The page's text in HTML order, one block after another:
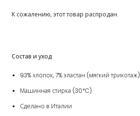
К сожалению, этот товар распродан.
Состав и уход
93% хлопок, 7% эластан (мягкий трикотаж)
Машинная стирка (30*C)
Сделано в Италии